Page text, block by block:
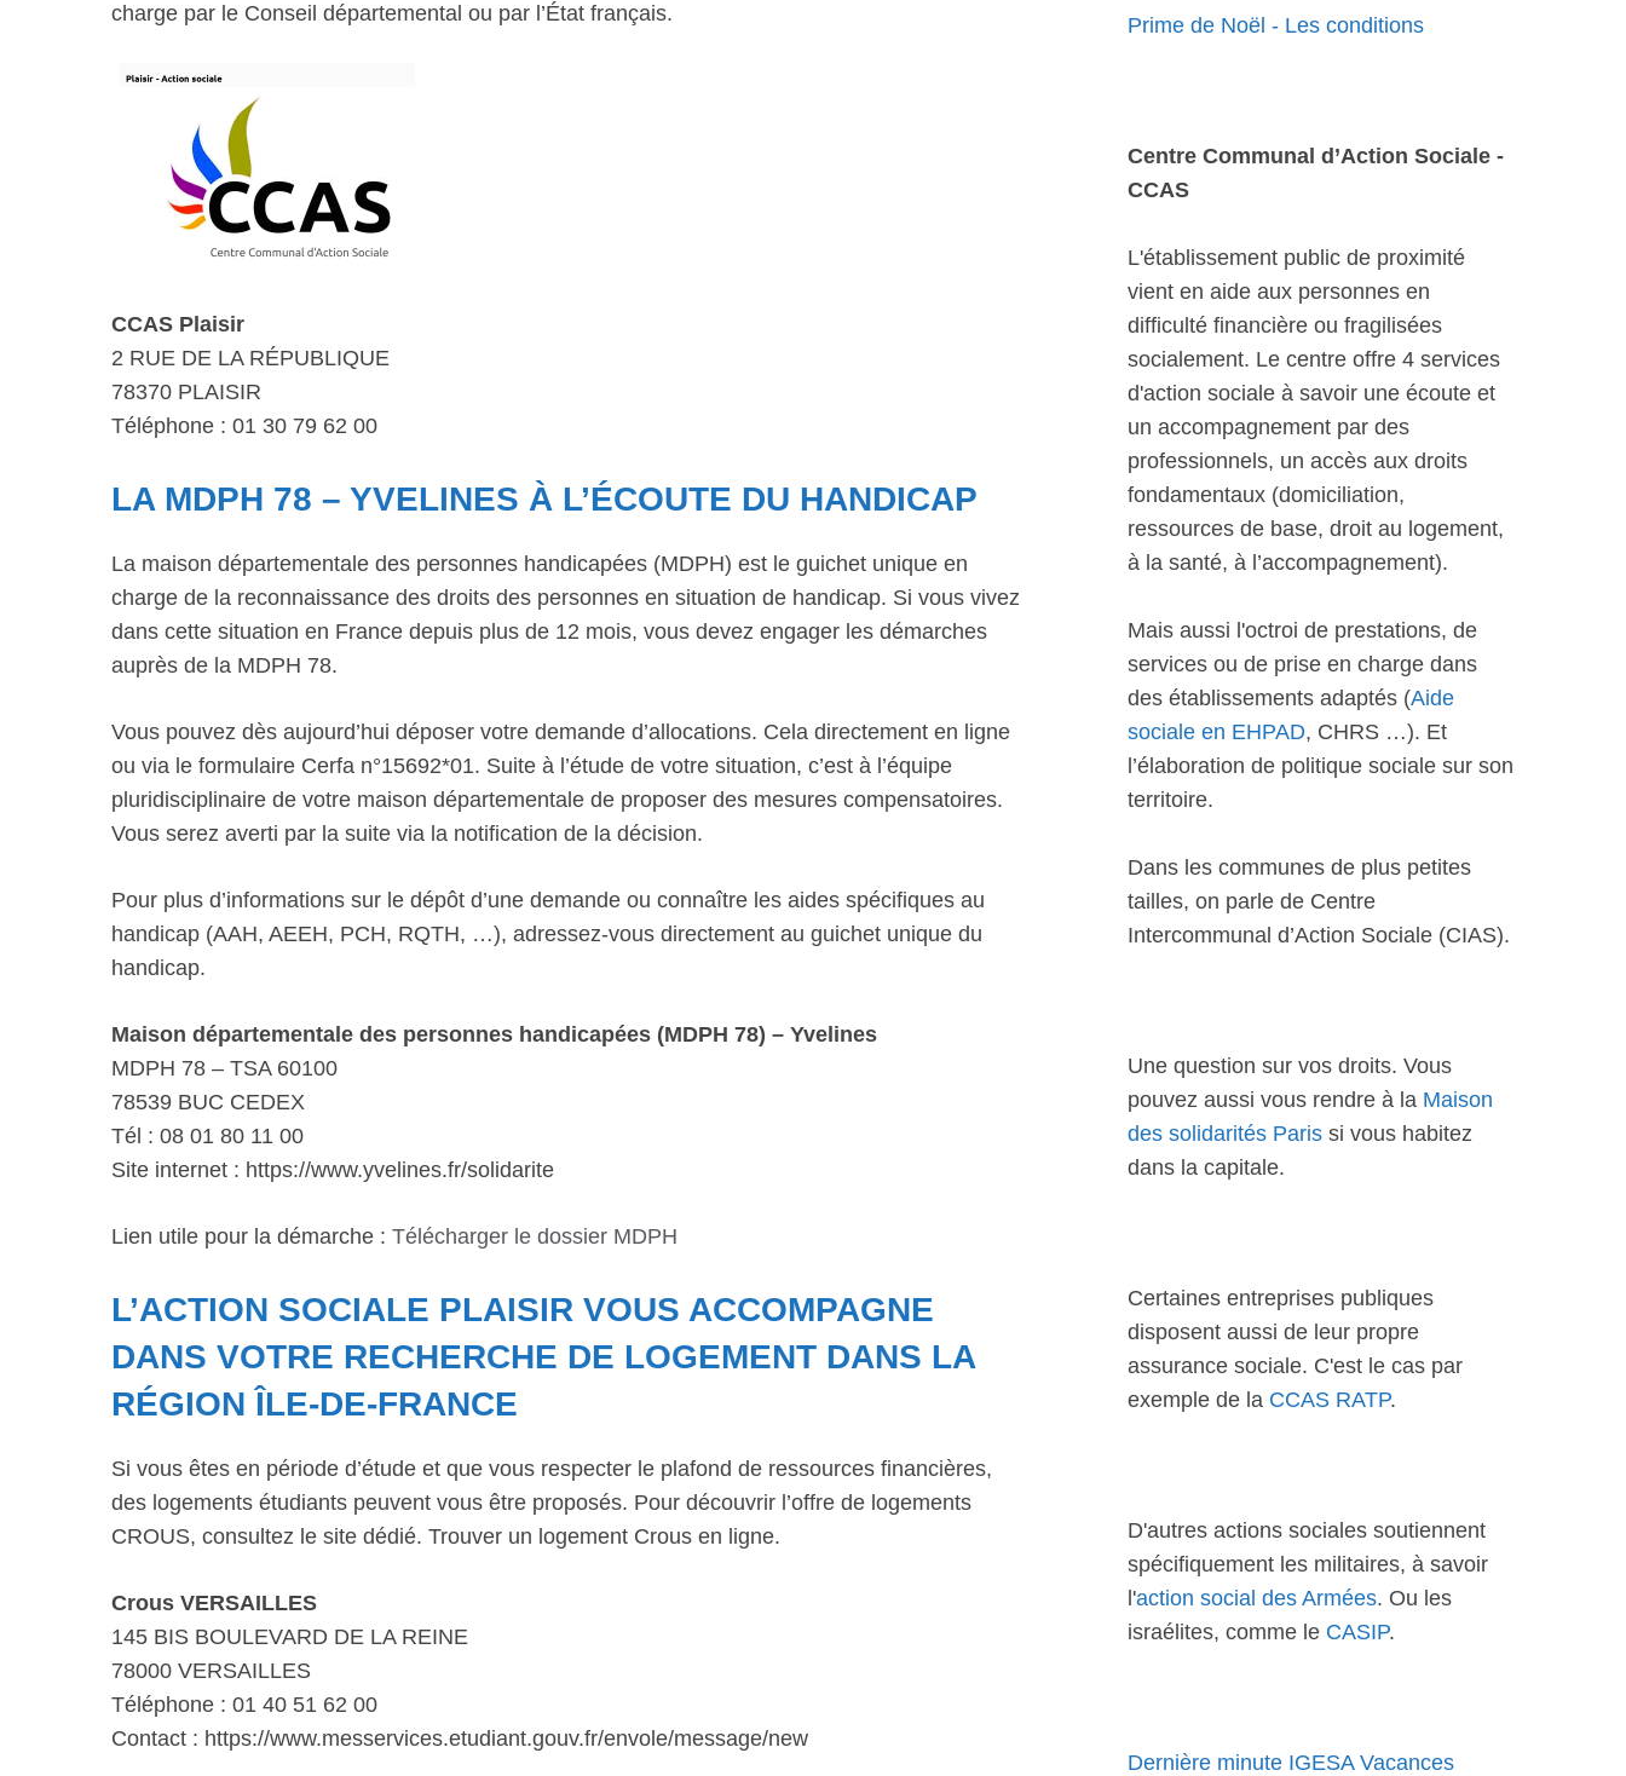
charge par le Conseil départemental ou par l’État français.
CCAS Plaisir
2 RUE DE LA RÉPUBLIQUE
78370 PLAISIR
Téléphone : 01 30 79 62 00
LA MDPH 78 – YVELINES À L’ÉCOUTE DU HANDICAP
La maison départementale des personnes handicapées (MDPH) est le guichet unique en
charge de la reconnaissance des droits des personnes en situation de handicap. Si vous vivez
dans cette situation en France depuis plus de 12 mois, vous devez engager les démarches
auprès de la MDPH 78.
Vous pouvez dès aujourd’hui déposer votre demande d’allocations. Cela directement en ligne
ou via le formulaire Cerfa n°15692*01. Suite à l’étude de votre situation, c’est à l’équipe
pluridisciplinaire de votre maison départementale de proposer des mesures compensatoires.
Vous serez averti par la suite via la notification de la décision.
Pour plus d’informations sur le dépôt d’une demande ou connaître les aides spécifiques au
handicap (AAH, AEEH, PCH, RQTH, …), adressez-vous directement au guichet unique du
handicap.
Maison départementale des personnes handicapées (MDPH 78) – Yvelines
MDPH 78 – TSA 60100
78539 BUC CEDEX
Tél : 08 01 80 11 00
Site internet : https://www.yvelines.fr/solidarite
Lien utile pour la démarche : Télécharger le dossier MDPH
L’ACTION SOCIALE PLAISIR VOUS ACCOMPAGNE
DANS VOTRE RECHERCHE DE LOGEMENT DANS LA
RÉGION ÎLE-DE-FRANCE
Si vous êtes en période d’étude et que vous respecter le plafond de ressources financières,
des logements étudiants peuvent vous être proposés. Pour découvrir l’offre de logements
CROUS, consultez le site dédié. Trouver un logement Crous en ligne.
Crous VERSAILLES
145 BIS BOULEVARD DE LA REINE
78000 VERSAILLES
Téléphone : 01 40 51 62 00
Contact : https://www.messervices.etudiant.gouv.fr/envole/message/new
Prime de Noël - Les conditions
Centre Communal d’Action Sociale -
CCAS
L'établissement public de proximité
vient en aide aux personnes en
difficulté financière ou fragilisées
socialement. Le centre offre 4 services
d'action sociale à savoir une écoute et
un accompagnement par des
professionnels, un accès aux droits
fondamentaux (domiciliation,
ressources de base, droit au logement,
à la santé, à l’accompagnement).
Mais aussi l'octroi de prestations, de
services ou de prise en charge dans
des établissements adaptés (Aide
sociale en EHPAD, CHRS …). Et
l’élaboration de politique sociale sur son
territoire.
Dans les communes de plus petites
tailles, on parle de Centre
Intercommunal d’Action Sociale (CIAS).
Une question sur vos droits. Vous
pouvez aussi vous rendre à la Maison
des solidarités Paris si vous habitez
dans la capitale.
Certaines entreprises publiques
disposent aussi de leur propre
assurance sociale. C'est le cas par
exemple de la CCAS RATP.
D'autres actions sociales soutiennent
spécifiquement les militaires, à savoir
l'action social des Armées. Ou les
israélites, comme le CASIP.
Dernière minute IGESA Vacances